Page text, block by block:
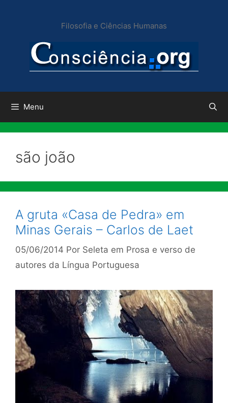
conteúdo
Filosofia e Ciências Humanas
Menu
são joão
A gruta «Casa de Pedra» em
Minas Gerais – Carlos de Laet
05/06/2014 Por Seleta em Prosa e verso de
autores da Língua Portuguesa